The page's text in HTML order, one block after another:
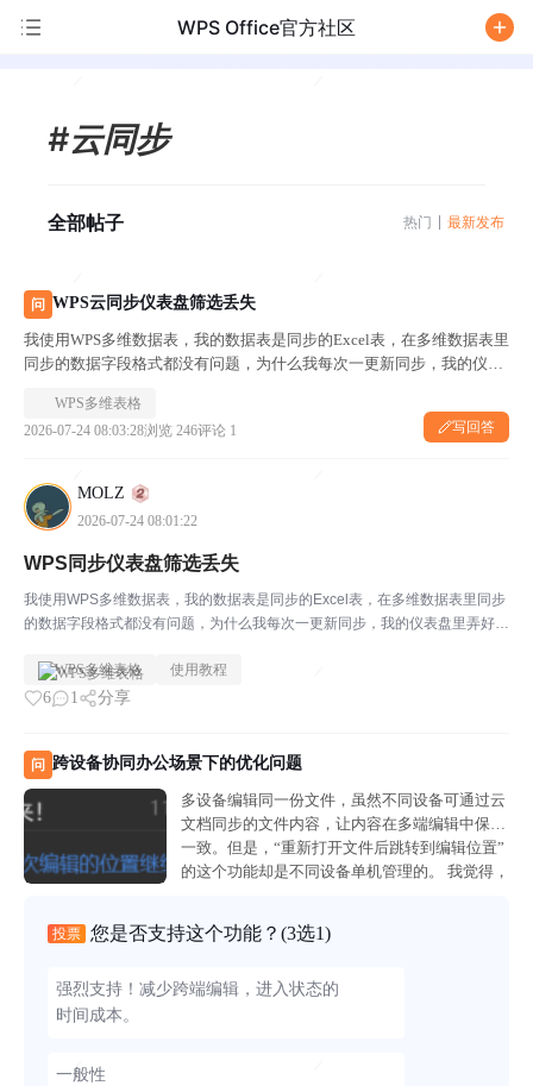
WPS Office官方社区
#云同步
全部帖子 热门 最新发布
问 WPS云同步仪表盘筛选丢失
我使用WPS多维数据表，我的数据表是同步的Excel表，在多维数据表里
同步的数据字段格式都没有问题，为什么我每次一更新同步，我的仪表
WPS多维表格
2026-07-24 08:03:28浏览 246评论 1 写回答
MOLZ
2026-07-24 08:01:22
WPS同步仪表盘筛选丢失
我使用WPS多维数据表，我的数据表是同步的Excel表，在多维数据表里同步
的数据字段格式都没有问题，为什么我每次一更新同步，我的仪表盘里弄好的
WPS多维表格
使用教程
6 1 分享
问 跨设备协同办公场景下的优化问题
多设备编辑同一份文件，虽然不同设备可通过云
文档同步的文件内容，让内容在多端编辑中保持
一致。但是，“重新打开文件后跳转到编辑位置”
的这个功能却是不同设备单机管理的。 我觉得，
同步。这样就能实现跨端编辑文档时，能够快
速...
投票 您是否支持这个功能？ (3选1)
强烈支持！减少跨端编辑，进入状态的
时间成本。
一般性